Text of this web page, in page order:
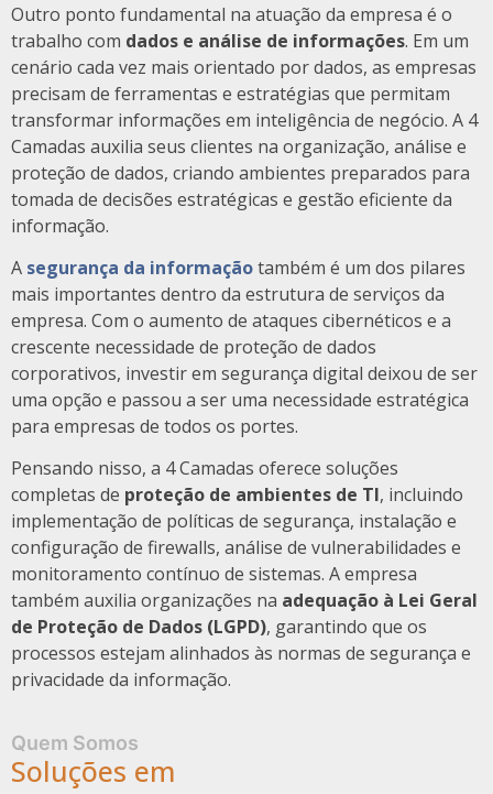
Outro ponto fundamental na atuação da empresa é o
trabalho com dados e análise de informações. Em um
cenário cada vez mais orientado por dados, as empresas
precisam de ferramentas e estratégias que permitam
transformar informações em inteligência de negócio. A 4
Camadas auxilia seus clientes na organização, análise e
proteção de dados, criando ambientes preparados para
tomada de decisões estratégicas e gestão eficiente da
informação.
A segurança da informaçãotambém é um dos pilares
mais importantes dentro da estrutura de serviços da
empresa. Com o aumento de ataques cibernéticos e a
crescente necessidade de proteção de dados
corporativos, investir em segurança digital deixou de ser
uma opção e passou a ser uma necessidade estratégica
para empresas de todos os portes.
Pensando nisso, a 4 Camadas oferece soluções
completas de proteção de ambientes de TI, incluindo
implementação de políticas de segurança, instalação e
configuração de firewalls, análise de vulnerabilidades e
monitoramento contínuo de sistemas. A empresa
também auxilia organizações na adequação à Lei Geral
de Proteção de Dados (LGPD), garantindo que os
processos estejam alinhados às normas de segurança e
privacidade da informação.
Quem Somos
Soluções em